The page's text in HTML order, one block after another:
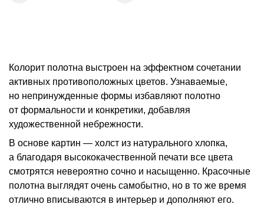
Колорит полотна выстроен на эффектном сочетании
активных противоположных цветов. Узнаваемые,
но непринужденные формы избавляют полотно
от формальности и конкретики, добавляя
художественной небрежности.
В основе картин — холст из натурального хлопка,
а благодаря высококачественной печати все цвета
смотрятся невероятно сочно и насыщенно. Красочные
полотна выглядят очень самобытно, но в то же время
отлично вписываются в интерьер и дополняют его.